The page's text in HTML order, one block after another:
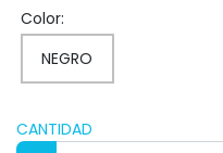
Color:
NEGRO
CANTIDAD